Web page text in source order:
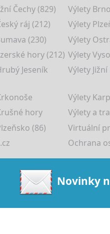
Čechy (829)
Výlety
ráj (212)
Výlety
(230)
Výlety
hory (212) Výlety
Jeseník
Výlety
Výlety
hory
Výlety a
(86)
Virtuální
Ochrana
Novinky